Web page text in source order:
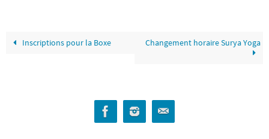
Inscriptions pour la Boxe Changement horaire Surya Yoga